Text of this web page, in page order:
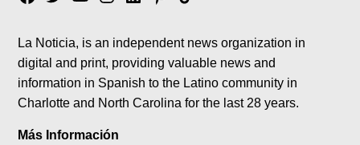
La Noticia, is an independent news organization in
digital and print, providing valuable news and
information in Spanish to the Latino community in
Charlotte and North Carolina for the last 28 years.
Más Información